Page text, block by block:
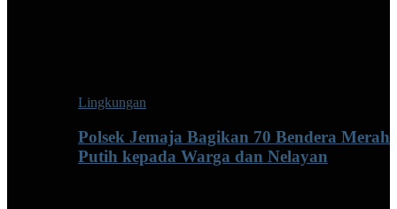
Lingkungan
Polsek Jemaja Bagikan 70 Bendera Merah
Putih kepada Warga dan Nelayan